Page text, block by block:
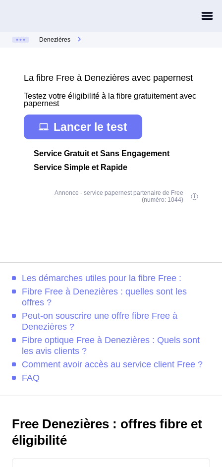
Denezières
La fibre Free à Denezières avec papernest
Testez votre éligibilité à la fibre gratuitement avec
papernest
Lancer le test
Service Gratuit et Sans Engagement
Service Simple et Rapide
Annonce - service papernest partenaire de Free
(numéro: 1044)
Les démarches utiles pour la fibre Free :
Fibre Free à Denezières : quelles sont les
offres ?
Peut-on souscrire une offre fibre Free à
Denezières ?
Fibre optique Free à Denezières : Quels sont
les avis clients ?
Comment avoir accès au service client Free ?
FAQ
Free Denezières : offres fibre et
éligibilité